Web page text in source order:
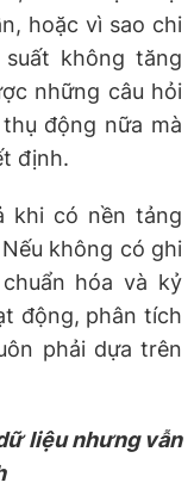
hoặc vì sao chi
không tăng
những câu hỏi
động nữa mà
định.
khi có nền tảng
không có ghi
hóa và kỷ
động, phân tích
phải dựa trên
liệu nhưng vẫn